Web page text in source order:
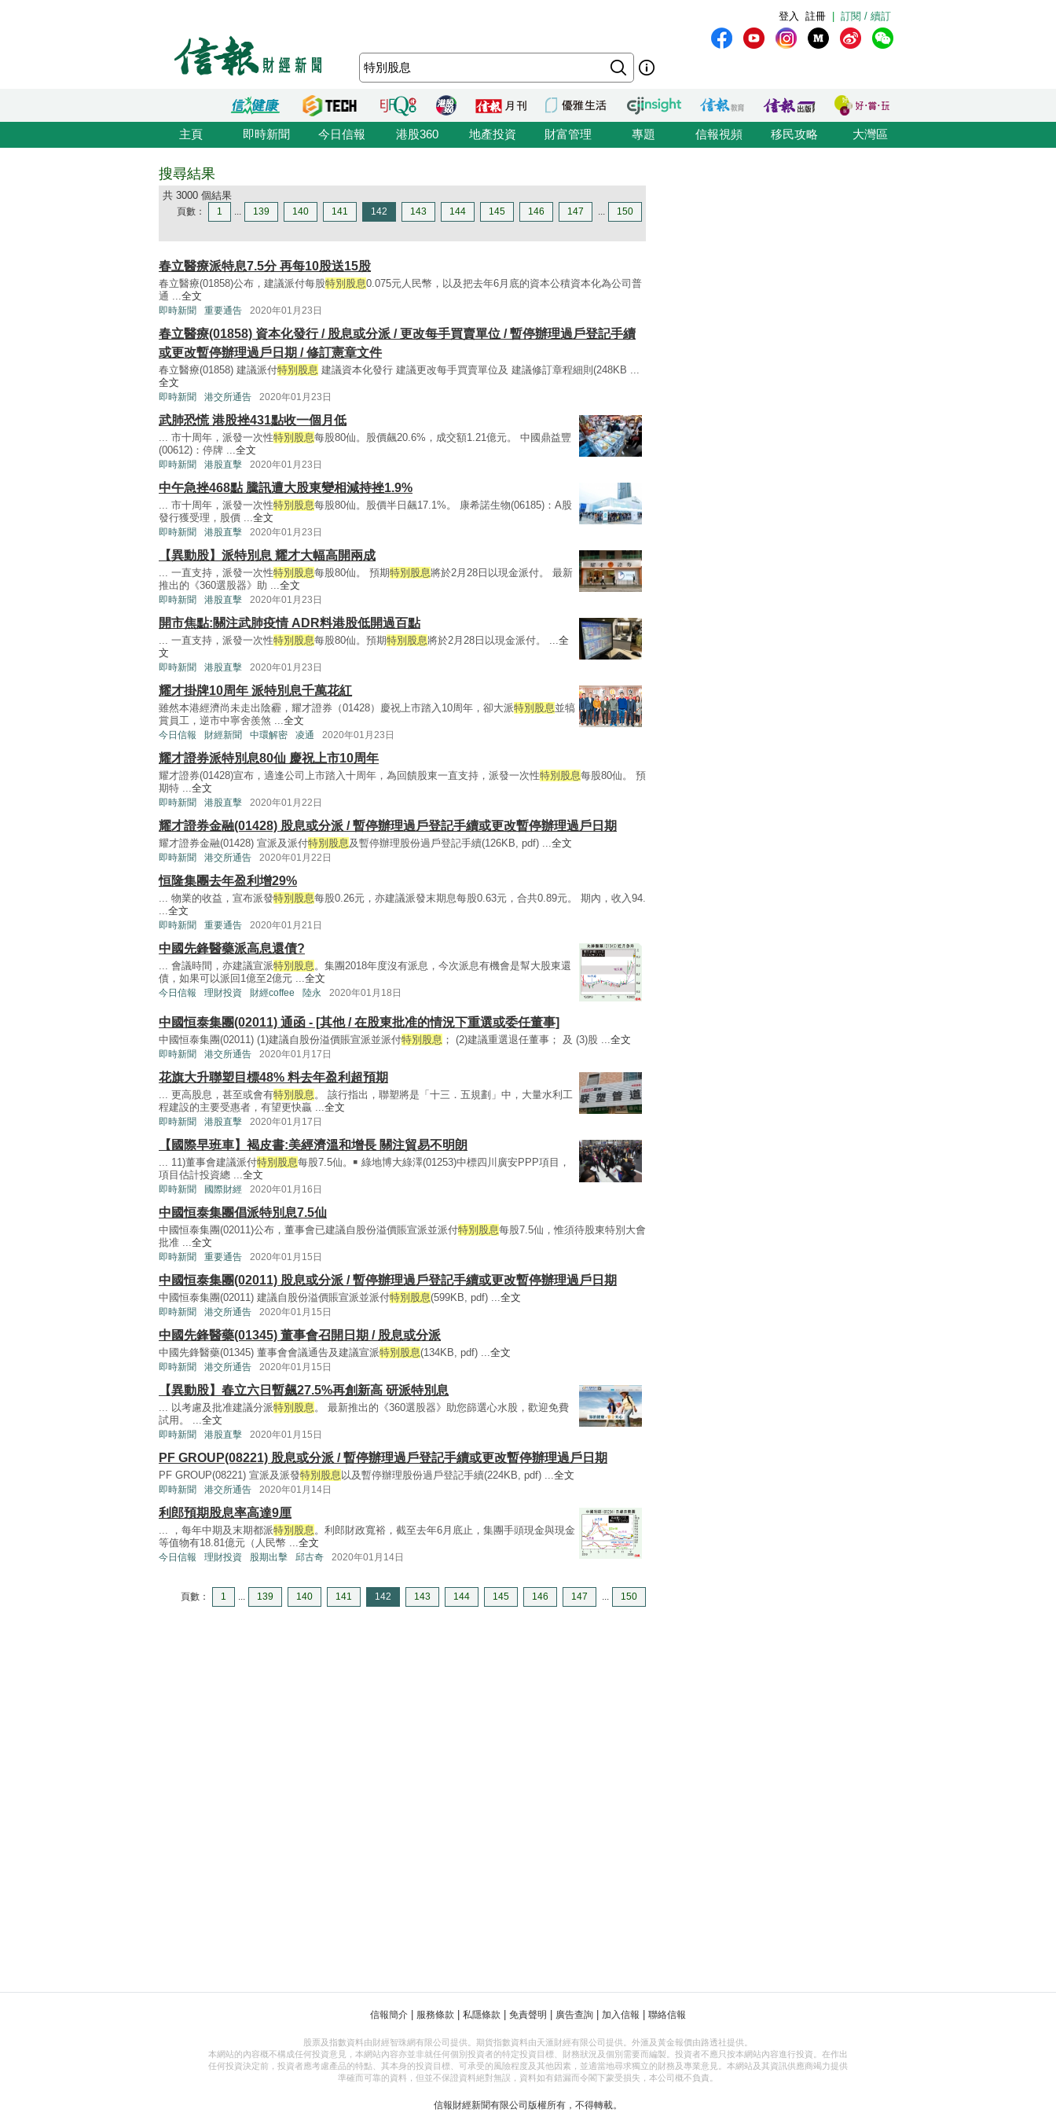
訂閱 / 續訂
註冊
登入
主頁 即時新聞 今日信報 港股360 地產投資 財富管理 專題 信報視頻 移民攻略 大灣區
搜尋結果
共 3000 個結果
頁數： 1 ... 139 140 141 142 143 144 145 146 147 ... 150
春立醫療派特息7.5分 再每10股送15股
春立醫療(01858)公布，建議派付每股特別股息0.075元人民幣，以及把去年6月底的資本公積資本化為公司普
通 ...全文
即時新聞 重要通告 2020年01月23日
春立醫療(01858) 資本化發行 / 股息或分派 / 更改每手買賣單位 / 暫停辦理過戶登記手續
或更改暫停辦理過戶日期 / 修訂憲章文件
春立醫療(01858) 建議派付特別股息 建議資本化發行 建議更改每手買賣單位及 建議修訂章程細則(248KB ...
全文
即時新聞 港交所通告 2020年01月23日
武肺恐慌 港股挫431點收一個月低
... 市十周年，派發一次性特別股息每股80仙。股價飆20.6%，成交額1.21億元。 中國鼎益豐
(00612)：停牌 ...全文
即時新聞 港股直擊 2020年01月23日
中午急挫468點 騰訊遭大股東變相減持挫1.9%
... 市十周年，派發一次性特別股息每股80仙。股價半日飆17.1%。 康希諾生物(06185)：A股
發行獲受理，股價 ...全文
即時新聞 港股直擊 2020年01月23日
【異動股】派特別息 耀才大幅高開兩成
... 一直支持，派發一次性特別股息每股80仙。 預期特別股息將於2月28日以現金派付。 最新
推出的《360選股器》助 ...全文
即時新聞 港股直擊 2020年01月23日
開市焦點:關注武肺疫情 ADR料港股低開過百點
... 一直支持，派發一次性特別股息每股80仙。預期特別股息將於2月28日以現金派付。 ...全
文
即時新聞 港股直擊 2020年01月23日
耀才掛牌10周年 派特別息千萬花紅
雖然本港經濟尚未走出陰霾，耀才證券（01428）慶祝上市踏入10周年，卻大派特別股息並犒
賞員工，逆市中寧舍羨煞 ...全文
今日信報 財經新聞 中環解密 凌通 2020年01月23日
耀才證券派特別息80仙 慶祝上市10周年
耀才證券(01428)宣布，適逢公司上市踏入十周年，為回饋股東一直支持，派發一次性特別股息每股80仙。 預
期特 ...全文
即時新聞 港股直擊 2020年01月22日
耀才證券金融(01428) 股息或分派 / 暫停辦理過戶登記手續或更改暫停辦理過戶日期
耀才證券金融(01428) 宣派及派付特別股息及暫停辦理股份過戶登記手續(126KB, pdf) ...全文
即時新聞 港交所通告 2020年01月22日
恒隆集團去年盈利增29%
... 物業的收益，宣布派發特別股息每股0.26元，亦建議派發末期息每股0.63元，合共0.89元。 期內，收入94.
...全文
即時新聞 重要通告 2020年01月21日
中國先鋒醫藥派高息還債?
... 會議時間，亦建議宣派特別股息。集團2018年度沒有派息，今次派息有機會是幫大股東還
債，如果可以派回1億至2億元 ...全文
今日信報 理財投資 財經coffee 陸永 2020年01月18日
中國恒泰集團(02011) 通函 - [其他 / 在股東批准的情況下重選或委任董事]
中國恒泰集團(02011) (1)建議自股份溢價賬宣派並派付特別股息 ； (2)建議重選退任董事； 及 (3)股 ...全文
即時新聞 港交所通告 2020年01月17日
花旗大升聯塑目標48% 料去年盈利超預期
... 更高股息，甚至或會有特別股息。 該行指出，聯塑將是「十三．五規劃」中，大量水利工
程建設的主要受惠者，有望更快贏 ...全文
即時新聞 港股直擊 2020年01月17日
【國際早班車】褐皮書:美經濟溫和增長 關注貿易不明朗
... 11)董事會建議派付特別股息每股7.5仙。￭ 綠地博大綠澤(01253)中標四川廣安PPP項目，
項目估計投資總 ...全文
即時新聞 國際財經 2020年01月16日
中國恒泰集團倡派特別息7.5仙
中國恒泰集團(02011)公布，董事會已建議自股份溢價賬宣派並派付特別股息每股7.5仙，惟須待股東特別大會
批准 ...全文
即時新聞 重要通告 2020年01月15日
中國恒泰集團(02011) 股息或分派 / 暫停辦理過戶登記手續或更改暫停辦理過戶日期
中國恒泰集團(02011) 建議自股份溢價賬宣派並派付特別股息(599KB, pdf) ...全文
即時新聞 港交所通告 2020年01月15日
中國先鋒醫藥(01345) 董事會召開日期 / 股息或分派
中國先鋒醫藥(01345) 董事會會議通告及建議宣派特別股息(134KB, pdf) ...全文
即時新聞 港交所通告 2020年01月15日
【異動股】春立六日暫飆27.5%再創新高 研派特別息
... 以考慮及批准建議分派特別股息。 最新推出的《360選股器》助您篩選心水股，歡迎免費
試用。 ...全文
即時新聞 港股直擊 2020年01月15日
PF GROUP(08221) 股息或分派 / 暫停辦理過戶登記手續或更改暫停辦理過戶日期
PF GROUP(08221) 宣派及派發特別股息 以及暫停辦理股份過戶登記手續(224KB, pdf) ...全文
即時新聞 港交所通告 2020年01月14日
利郎預期股息率高達9厘
... ，每年中期及末期都派特別股息。利郎財政寬裕，截至去年6月底止，集團手頭現金與現金
等值物有18.81億元（人民幣 ...全文
今日信報 理財投資 股期出擊 邱古奇 2020年01月14日
頁數： 1 ... 139 140 141 142 143 144 145 146 147 ... 150
信報簡介 服務條款 私隱條款 免責聲明 廣告查詢 加入信報 聯絡信報
股票及指數資料由財經智珠網有限公司提供。期貨指數資料由天滙財經有限公司提供。外滙及黃金報價由路透社提供。
本網站的內容概不構成任何投資意見，本網站內容亦並非就任何個別投資者的特定投資目標、財務狀況及個別需要而編製。投資者不應只按本網站內容進行投資。在作出
任何投資決定前，投資者應考慮產品的特點、其本身的投資目標、可承受的風險程度及其他因素，並適當地尋求獨立的財務及專業意見。本網站及其資訊供應商竭力提供
準確而可靠的資料，但並不保證資料絕對無誤，資料如有錯漏而令閣下蒙受損失，本公司概不負責。
信報財經新聞有限公司版權所有，不得轉載。